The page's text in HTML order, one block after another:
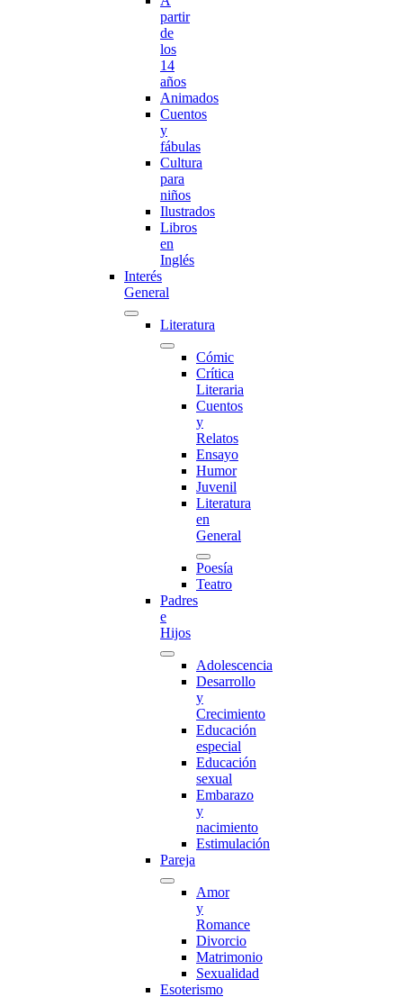
partir
de
los
14
años
Animados
Cuentos
y
fábulas
Cultura
para
niños
Ilustrados
Libros
en
Inglés
Interés
General
Literatura
Cómic
Crítica
Literaria
Cuentos
y
Relatos
Ensayo
Humor
Juvenil
Literatura
en
General
Poesía
Teatro
Padres
e
Hijos
Adolescencia
Desarrollo
y
Crecimiento
Educación
especial
Educación
sexual
Embarazo
y
nacimiento
Estimulación
Pareja
Amor
y
Romance
Divorcio
Matrimonio
Sexualidad
Esoterismo